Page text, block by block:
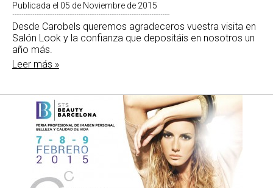
Publicada el 05 de Noviembre de 2015
Desde Carobels queremos agradeceros vuestra visita en
Salón Look y la confianza que depositáis en nosotros un
año más.
Leer más »